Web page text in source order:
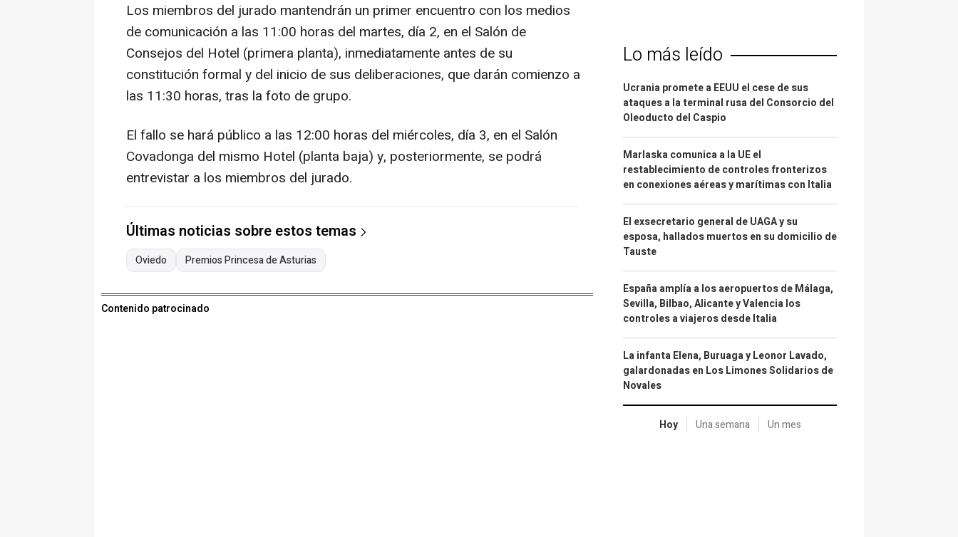
Los miembros del jurado mantendrán un primer encuentro con los medios
de comunicación a las 11:00 horas del martes, día 2, en el Salón de
Consejos del Hotel (primera planta), inmediatamente antes de su
constitución formal y del inicio de sus deliberaciones, que darán comienzo a
las 11:30 horas, tras la foto de grupo.
El fallo se hará público a las 12:00 horas del miércoles, día 3, en el Salón
Covadonga del mismo Hotel (planta baja) y, posteriormente, se podrá
entrevistar a los miembros del jurado.
Últimas noticias sobre estos temas
Oviedo Premios Princesa de Asturias
Contenido patrocinado
Lo más leído
Ucrania promete a EEUU el cese de sus
ataques a la terminal rusa del Consorcio del
Oleoducto del Caspio
Marlaska comunica a la UE el
restablecimiento de controles fronterizos
en conexiones aéreas y marítimas con Italia
El exsecretario general de UAGA y su
esposa, hallados muertos en su domicilio de
Tauste
España amplía a los aeropuertos de Málaga,
Sevilla, Bilbao, Alicante y Valencia los
controles a viajeros desde Italia
La infanta Elena, Buruaga y Leonor Lavado,
galardonadas en Los Limones Solidarios de
Novales
Hoy Una semana Un mes